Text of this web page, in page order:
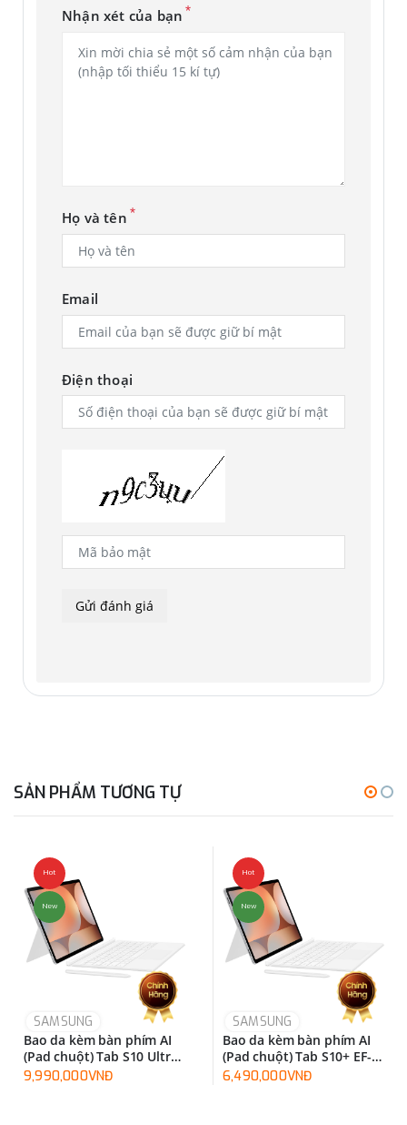
Nhận xét của bạn *
Họ và tên *
Email
Điện thoại
SẢN PHẨM TƯƠNG TỰ
Hot
New
SAMSUNG
Bao da kèm bàn phím AI
(Pad chuột) Tab S10 Ultra
EF-DX925UBEGWW
9,990,000VNĐ
Hot
New
SAMSUNG
Bao da kèm bàn phím AI
(Pad chuột) Tab S10+ EF-
DX825UWEGWW
6,490,000VNĐ